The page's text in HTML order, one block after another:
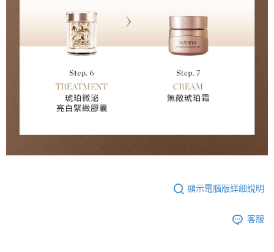
顯示電腦版詳細說明
客服